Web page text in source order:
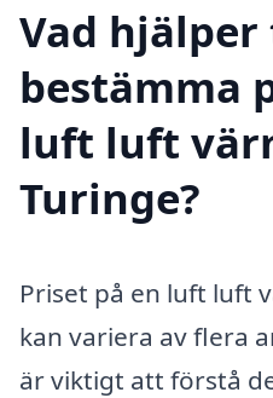
Vad
bestämma
luft luft
Turinge?
Priset på en luft luft
kan variera av flera
är viktigt att förstå